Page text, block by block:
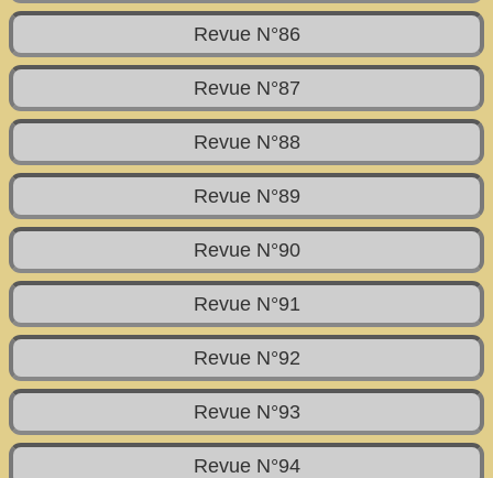
Revue N°86
Revue N°87
Revue N°88
Revue N°89
Revue N°90
Revue N°91
Revue N°92
Revue N°93
Revue N°94